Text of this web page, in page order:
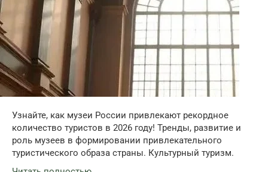
Узнайте, как музеи России привлекают рекордное
количество туристов в 2026 году! Тренды, развитие и
роль музеев в формировании привлекательного
туристического образа страны. Культурный туризм.